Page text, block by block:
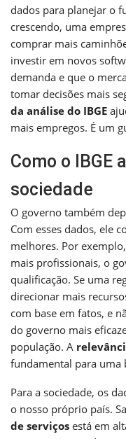
dados para planejar o
crescendo, uma
comprar mais
investir em novos
demanda e que o
tomar decisões mais
da análise do IBGE
mais empregos. É um
Como o IBGE
sociedade
O governo também
Com esses dados, ele
melhores. Por
mais profissionais, o
qualificação. Se uma
direcionar mais
com base em fatos, e
do governo mais
população. A
fundamental para uma
Para a sociedade, os
o nosso próprio país.
de serviços está em